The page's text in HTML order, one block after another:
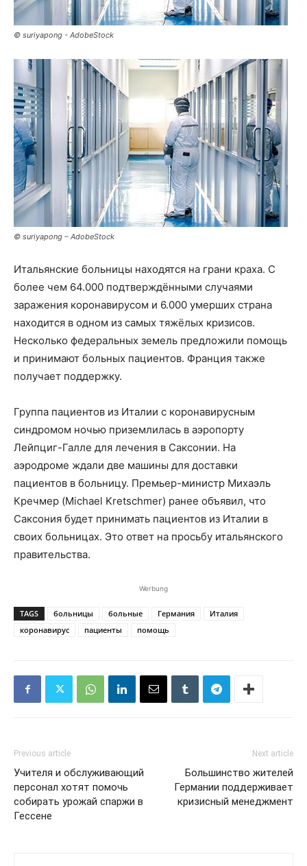
© suriyapong - AdobeStock
© suriyapong – AdobeStock
Итальянские больницы находятся на грани краха. С
более чем 64.000 подтверждёнными случаями
заражения коронавирусом и 6.000 умерших страна
находится в одном из самых тяжёлых кризисов.
Несколько федеральных земель предложили помощь
и принимают больных пациентов. Франция также
получает поддержку.
Группа пациентов из Италии с коронавирусным
синдромом ночью приземлилась в аэропорту
Лейпциг-Галле для лечения в Саксонии. На
аэродроме ждали две машины для доставки
пациентов в больницу. Премьер-министр Михаэль
Кречмер (Michael Kretschmer) ранее объявил, что
Саксония будет принимать пациентов из Италии в
своих больницах. Это ответ на просьбу итальянского
правительства.
Werbung
TAGS больницы больные Германия
Италия
коронавирус
пациенты помощь
Previous article
Учителя и обслуживающий
персонал хотят помочь
собирать урожай спаржи в
Гессене
Next article
Большинство жителей
Германии поддерживает
кризисный менеджмент